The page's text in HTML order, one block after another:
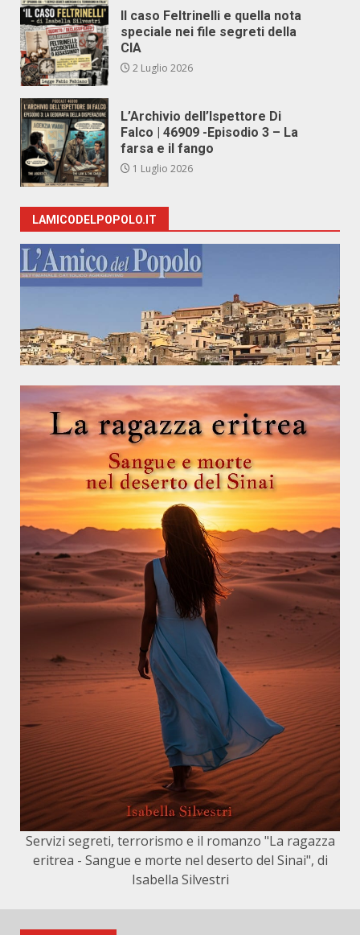
Il caso Feltrinelli e quella nota
speciale nei file segreti della
CIA
2 Luglio 2026
L’Archivio dell’Ispettore Di
Falco | 46909 -Episodio 3 – La
farsa e il fango
1 Luglio 2026
LAMICODELPOPOLO.IT
Servizi segreti, terrorismo e il romanzo "La ragazza
eritrea - Sangue e morte nel deserto del Sinai", di
Isabella Silvestri